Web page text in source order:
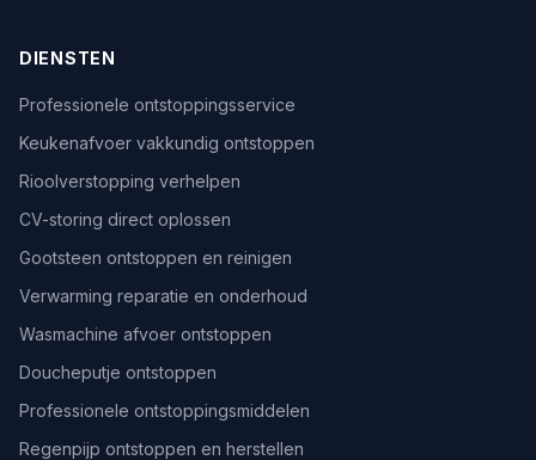
DIENSTEN
Professionele ontstoppingsservice
Keukenafvoer vakkundig ontstoppen
Rioolverstopping verhelpen
CV-storing direct oplossen
Gootsteen ontstoppen en reinigen
Verwarming reparatie en onderhoud
Wasmachine afvoer ontstoppen
Doucheputje ontstoppen
Professionele ontstoppingsmiddelen
Regenpijp ontstoppen en herstellen